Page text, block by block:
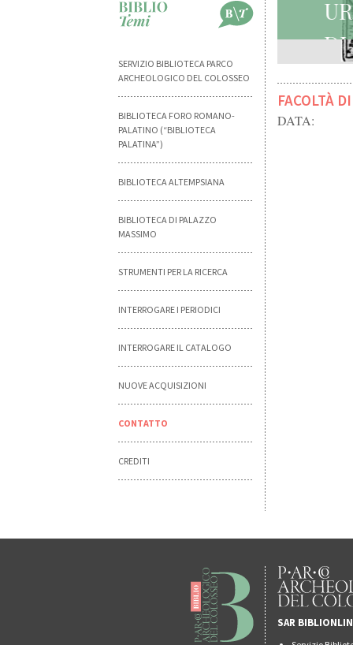
SERVIZIO BIBLIOTECA PARCO
ARCHEOLOGICO DEL COLOSSEO
BIBLIOTECA FORO ROMANO-
PALATINO (“BIBLIOTECA
PALATINA”)
BIBLIOTECA ALTEMPSIANA
BIBLIOTECA DI PALAZZO
MASSIMO
STRUMENTI PER LA RICERCA
INTERROGARE I PERIODICI
INTERROGARE IL CATALOGO
NUOVE ACQUISIZIONI
CONTATTO
CREDITI
FACOLTÀ
DATA:
SAR